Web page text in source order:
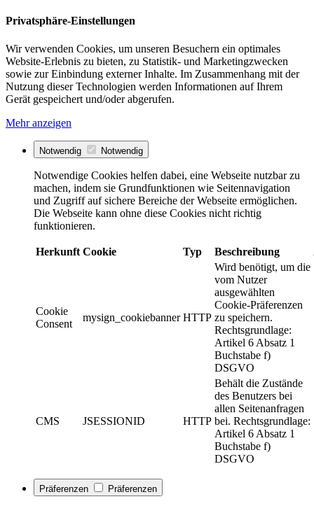
Privatsphäre-Einstellungen
Wir verwenden Cookies, um unseren Besuchern ein optimales
Website-Erlebnis zu bieten, zu Statistik- und Marketingzwecken
sowie zur Einbindung externer Inhalte. Im Zusammenhang mit der
Nutzung dieser Technologien werden Informationen auf Ihrem
Gerät gespeichert und/oder abgerufen.
Mehr anzeigen
Notwendig Notwendig
Notwendige Cookies helfen dabei, eine Webseite nutzbar zu
machen, indem sie Grundfunktionen wie Seitennavigation
und Zugriff auf sichere Bereiche der Webseite ermöglichen.
Die Webseite kann ohne diese Cookies nicht richtig
funktionieren.
Herkunft Cookie Typ Beschreibung
Cookie
Consent
mysign_cookiebanner HTTP
Wird benötigt, um die
vom Nutzer
ausgewählten
Cookie-Präferenzen
zu speichern.
Rechtsgrundlage:
Artikel 6 Absatz 1
Buchstabe f)
DSGVO
CMS JSESSIONID HTTP
Behält die Zustände
des Benutzers bei
allen Seitenanfragen
bei. Rechtsgrundlage:
Artikel 6 Absatz 1
Buchstabe f)
DSGVO
Präferenzen Präferenzen